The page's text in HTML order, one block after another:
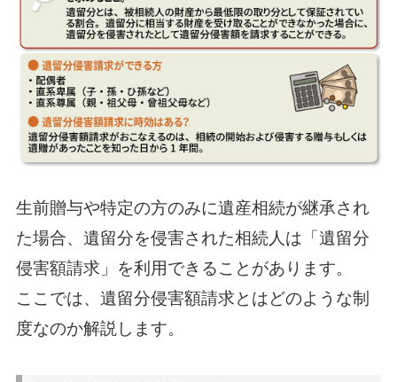
生前贈与や特定の方のみに遺産相続が継承され
た場合、遺留分を侵害された相続人は「遺留分
侵害額請求」を利用できることがあります。
ここでは、遺留分侵害額請求とはどのような制
度なのか解説します。